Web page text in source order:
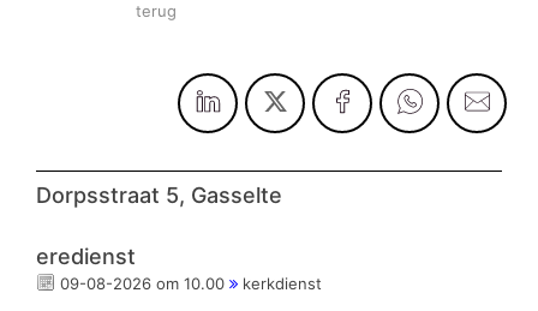
terug
Dorpsstraat 5, Gasselte
eredienst
09-08-2026 om 10.00 kerkdienst